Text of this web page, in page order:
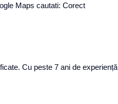
Maps cautati: Corect
Cu peste 7 ani de experiență